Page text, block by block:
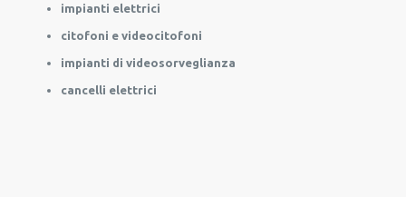
impianti elettrici
citofoni e videocitofoni
impianti di videosorveglianza
cancelli elettrici